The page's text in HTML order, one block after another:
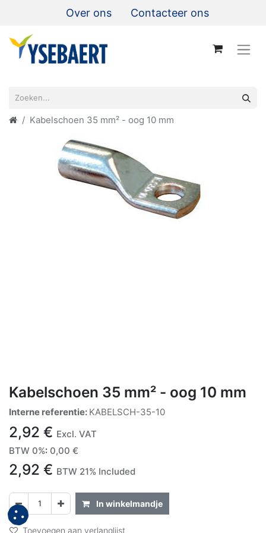
Over ons Contacteer ons
Kabelschoen 35 mm² - oog 10 mm
Kabelschoen 35 mm² - oog 10 mm
Interne referentie: KABELSCH-35-10
2,92 € Excl. VAT
BTW 0%: 0,00 €
2,92 € BTW 21% Included
In winkelmandje
Toevoegen aan verlanglijst